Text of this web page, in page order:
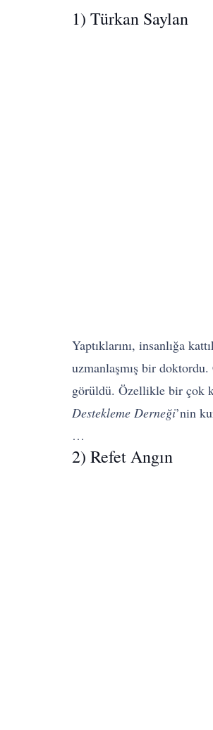
1) Türkan Saylan
Yaptıklarını, insanlığa
uzmanlaşmış bir doktordu.
görüldü. Özellikle bir çok
Destekleme Derneği’nin
…
2) Refet Angın